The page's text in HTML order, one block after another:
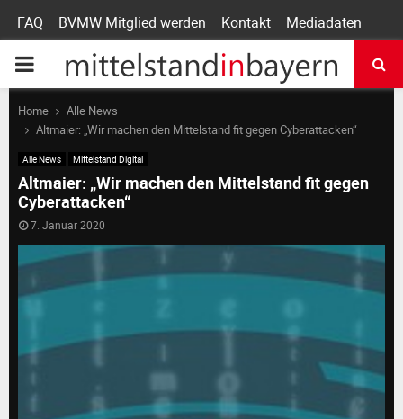
FAQ BVMW Mitglied werden Kontakt Mediadaten
P
R
M
A
R
Y
M
Home
Alle News
Altmaier: „Wir machen den Mittelstand fit gegen Cyberattacken“
Alle News Mittelstand Digital
Altmaier: „Wir machen den Mittelstand fit gegen
Cyberattacken“
7. Januar 2020